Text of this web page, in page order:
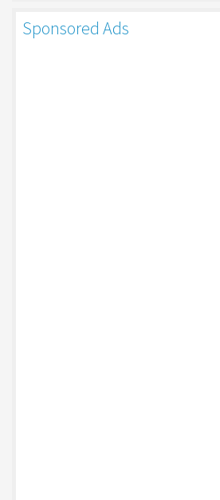
Sponsored Ads